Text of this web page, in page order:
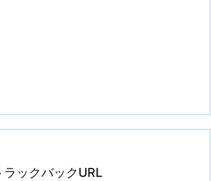
ラックバックURL